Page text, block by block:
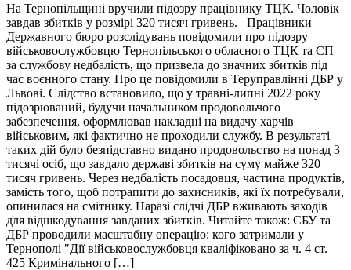
На Тернопільщині вручили підозру працівнику ТЦК. Чоловік
завдав збитків у розмірі 320 тисяч гривень. Працівники
Державного бюро розслідувань повідомили про підозру
військовослужбовцю Тернопільського обласного ТЦК та СП
за службову недбалість, що призвела до значних збитків під
час воєнного стану. Про це повідомили в Теруправлінні ДБР у
Львові. Слідство встановило, що у травні-липні 2022 року
підозрюваний, будучи начальником продовольчого
забезпечення, оформлював накладні на видачу харчів
військовим, які фактично не проходили службу. В результаті
таких дій було безпідставно видано продовольство на понад 3
тисячі осіб, що завдало державі збитків на суму майже 320
тисяч гривень. Через недбалість посадовця, частина продуктів,
замість того, щоб потрапити до захисників, які їх потребували,
опинилася на смітнику. Наразі слідчі ДБР вживають заходів
для відшкодування завданих збитків. Читайте також: СБУ та
ДБР проводили масштабну операцію: кого затримали у
Тернополі "Дії військовослужбовця кваліфіковано за ч. 4 ст.
425 Кримінального […]